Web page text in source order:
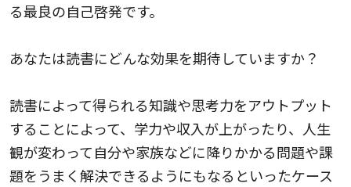
る最良の自己啓発です。
あなたは読書にどんな効果を期待していますか？
読書によって得られる知識や思考力をアウトプット
することによって、学力や収入が上がったり、人生
観が変わって自分や家族などに降りかかる問題や課
題をうまく解決できるようにもなるといったケース